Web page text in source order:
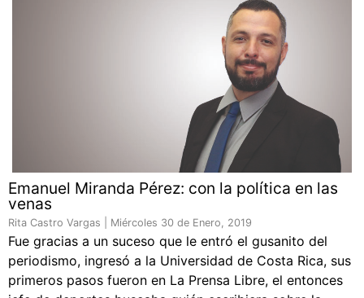
Emanuel Miranda Pérez: con la política en las
venas
Rita Castro Vargas | Miércoles 30 de Enero, 2019
Fue gracias a un suceso que le entró el gusanito del
periodismo, ingresó a la Universidad de Costa Rica, sus
primeros pasos fueron en La Prensa Libre, el entonces